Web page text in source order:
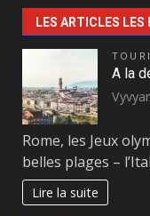
LES ARTICLES LES
A la
Rome, les Jeux
belles plages –
Lire la suite